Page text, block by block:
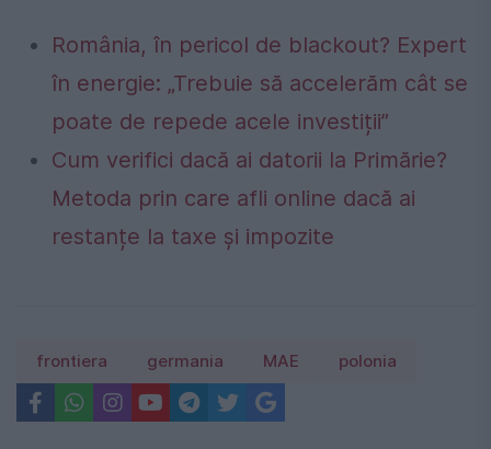
România, în pericol de blackout? Expert
în energie: „Trebuie să accelerăm cât se
poate de repede acele investiții”
Cum verifici dacă ai datorii la Primărie?
Metoda prin care afli online dacă ai
restanțe la taxe și impozite
frontiera germania MAE polonia